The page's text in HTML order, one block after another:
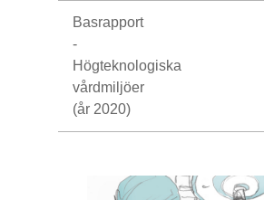
Basrapport
-
Högteknologiska
vårdmiljöer
(år 2020)